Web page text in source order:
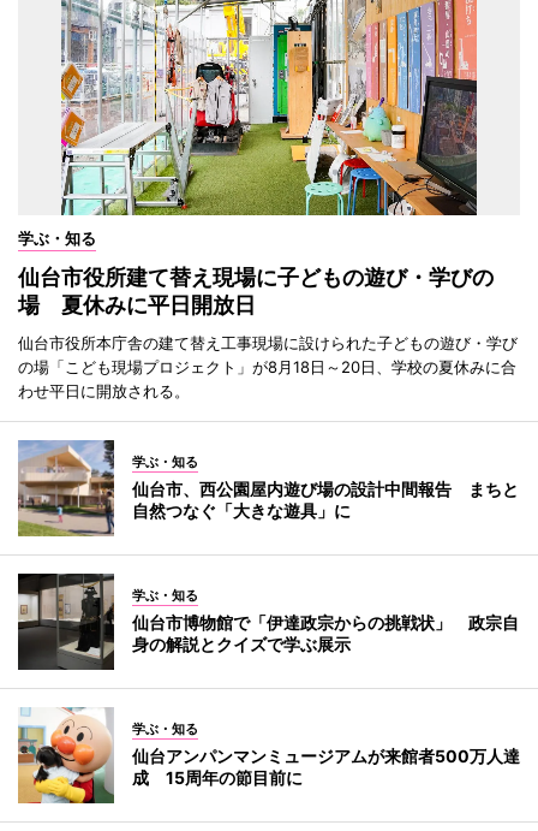
学ぶ・知る
仙台市役所建て替え現場に子どもの遊び・学びの
場 夏休みに平日開放日
仙台市役所本庁舎の建て替え工事現場に設けられた子どもの遊び・学び
の場「こども現場プロジェクト」が8月18日～20日、学校の夏休みに合
わせ平日に開放される。
学ぶ・知る
仙台市、西公園屋内遊び場の設計中間報告 まちと
自然つなぐ「大きな遊具」に
学ぶ・知る
仙台市博物館で「伊達政宗からの挑戦状」 政宗自
身の解説とクイズで学ぶ展示
学ぶ・知る
仙台アンパンマンミュージアムが来館者500万人達
成 15周年の節目前に